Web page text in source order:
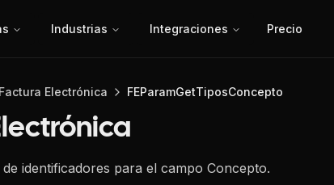
Industrias Integraciones Precio
Factura Electrónica FEParamGetTiposConcepto
identificadores para el campo Concepto.